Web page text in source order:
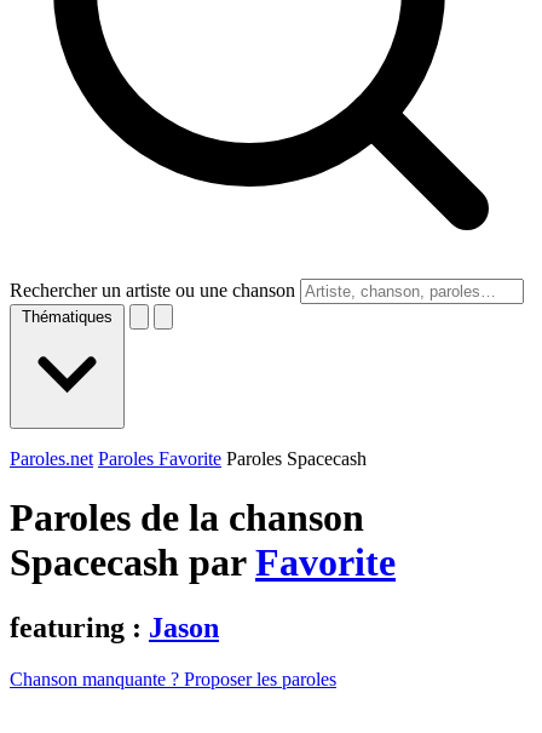
Rechercher un artiste ou une chanson
Thématiques
Paroles.net Paroles Favorite Paroles Spacecash
Paroles de la chanson
Spacecash parFavorite
featuring : Jason
Chanson manquante ? Proposer les paroles